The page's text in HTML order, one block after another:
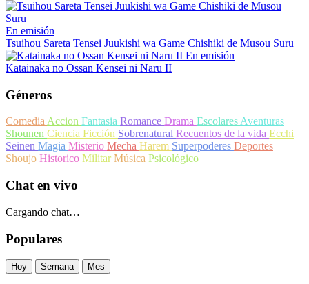
En emisión
Tsuihou Sareta Tensei Juukishi wa Game Chishiki de Musou Suru
En emisión
Katainaka no Ossan Kensei ni Naru II
Géneros
ComediaAccion Fantasia Romance Drama EscolaresAventuras
Shounen Ciencia Ficción Sobrenatural Recuentos de la vida Ecchi
Seinen Magia Misterio Mecha Harem Superpoderes Deportes
Shoujo Historico MilitarMúsica Psicológico
Chat en vivo
Cargando chat…
Populares
Hoy Semana Mes